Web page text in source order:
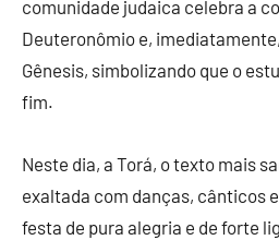
comunidade judaica celebra a
Deuteronômio e,
Gênesis, simbolizando que o
fim.
Neste dia, a Torá, o texto mais
exaltada com danças, cânticos
festa de pura alegria e de forte